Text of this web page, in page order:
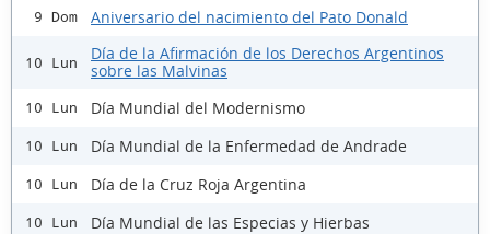
9 Dom Aniversario del nacimiento del Pato Donald
10 Lun
Día de la Afirmación de los Derechos Argentinos
sobre las Malvinas
10 Lun Día Mundial del Modernismo
10 Lun Día Mundial de la Enfermedad de Andrade
10 Lun Día de la Cruz Roja Argentina
10 Lun Día Mundial de las Especias y Hierbas